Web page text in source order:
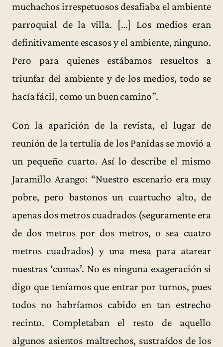
muchachos irrespetuosos desafiaba el ambiente
parroquial de la villa. […] Los medios eran
definitivamente escasos y el ambiente, ninguno.
Pero para quienes estábamos resueltos a
triunfar del ambiente y de los medios, todo se
hacía fácil, como un buen camino”.
Con la aparición de la revista, el lugar de
reunión de la tertulia de los Panidas se movió a
un pequeño cuarto. Así lo describe el mismo
Jaramillo Arango: “Nuestro escenario era muy
pobre, pero bastonos un cuartucho alto, de
apenas dos metros cuadrados (seguramente era
de dos metros por dos metros, o sea cuatro
metros cuadrados) y una mesa para atarear
nuestras ‘cumas’. No es ninguna exageración si
digo que teníamos que entrar por turnos, pues
todos no habríamos cabido en tan estrecho
recinto. Completaban el resto de aquello
algunos asientos maltrechos, sustraídos de los